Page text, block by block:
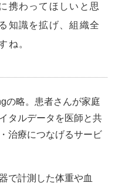
携わってほしいと思
知識を拡げ、組織全
ね。
の略。患者さんが家庭
タルデータを医師と共
治療につなげるサービ
で計測した体重や血